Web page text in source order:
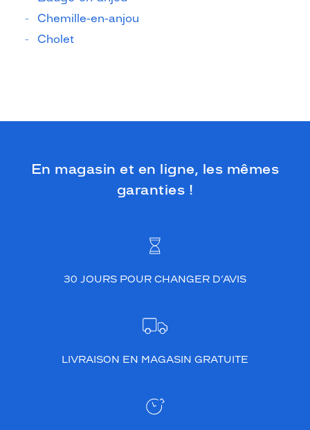
Chemille-en-anjou
Cholet
En magasin et en ligne, les mêmes
garanties !
30 JOURS POUR CHANGER D’AVIS
LIVRAISON EN MAGASIN GRATUITE